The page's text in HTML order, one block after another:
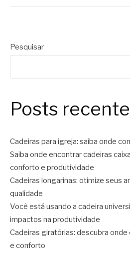
Pesquisar
Posts
Cadeiras para igreja: saiba onde
Saiba onde encontrar cadeiras
conforto e produtividade
Cadeiras longarinas: otimize seus
qualidade
Você está usando a cadeira
impactos na produtividade
Cadeiras giratórias: descubra
e conforto